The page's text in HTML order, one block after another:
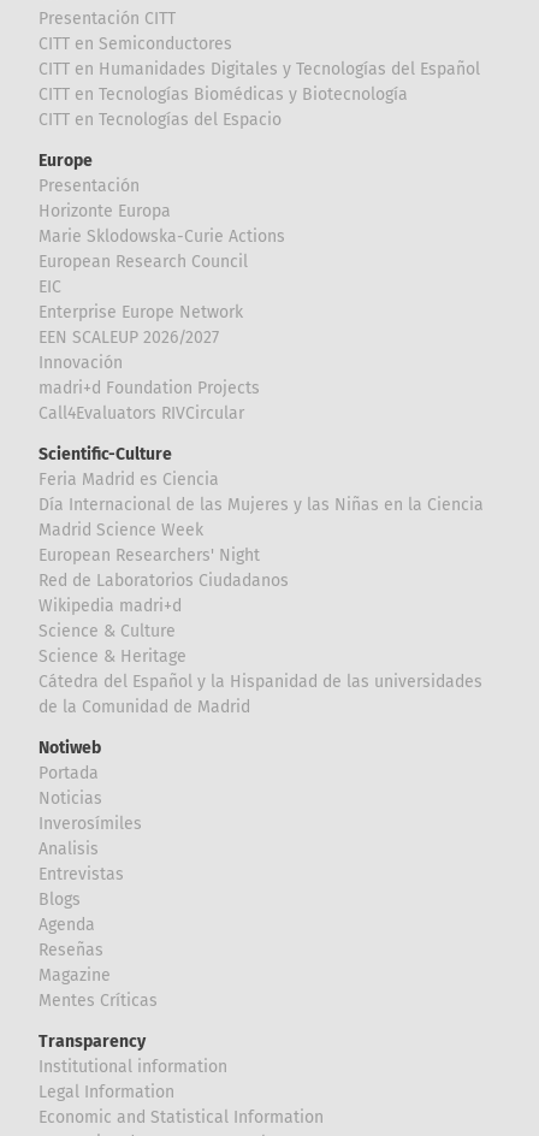
Presentación CITT
CITT en Semiconductores
CITT en Humanidades Digitales y Tecnologías del Español
CITT en Tecnologías Biomédicas y Biotecnología
CITT en Tecnologías del Espacio
Europe
Presentación
Horizonte Europa
Marie Sklodowska-Curie Actions
European Research Council
EIC
Enterprise Europe Network
EEN SCALEUP 2026/2027
Innovación
madri+d Foundation Projects
Call4Evaluators RIVCircular
Scientific-Culture
Feria Madrid es Ciencia
Día Internacional de las Mujeres y las Niñas en la Ciencia
Madrid Science Week
European Researchers' Night
Red de Laboratorios Ciudadanos
Wikipedia madri+d
Science & Culture
Science & Heritage
Cátedra del Español y la Hispanidad de las universidades
de la Comunidad de Madrid
Notiweb
Portada
Noticias
Inverosímiles
Analisis
Entrevistas
Blogs
Agenda
Reseñas
Magazine
Mentes Críticas
Transparency
Institutional information
Legal Information
Economic and Statistical Information